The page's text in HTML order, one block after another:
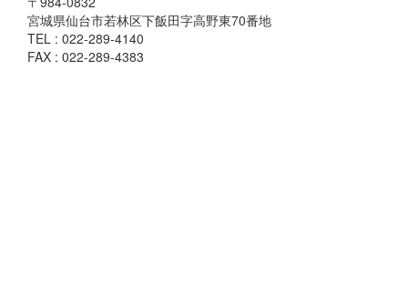
宮城県仙台市若林区下飯田字高野東70番地
TEL : 022-289-4140
FAX : 022-289-4383